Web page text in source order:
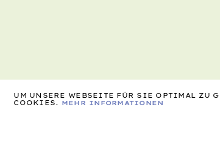
UM UNSERE WEBSEITE FÜR SIE OPTIMAL ZU
COOKIES. MEHR INFORMATIONEN